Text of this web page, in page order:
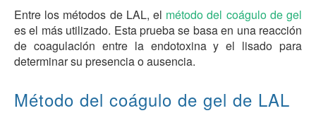
Entre los métodos de LAL, el método del coágulo de gel
es el más utilizado. Esta prueba se basa en una reacción
de coagulación entre la endotoxina y el lisado para
determinar su presencia o ausencia.
Método del coágulo de gel de LAL